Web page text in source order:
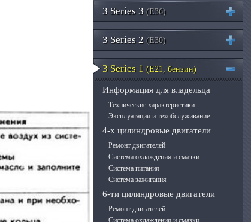
3 Series 3 (E36)
3 Series 2 (E30)
3 Series 1 (E21, бензин)
Информация для владельца
Технические характеристики
Эксплуатация и техобслуживание
4-х цилиндровые двигатели
Ремонт двигателей
Система охлаждения и смазки
Система питания
Система зажигания
6-ти цилиндровые двигатели
Ремонт двигателей
Система охлаждения и смазки